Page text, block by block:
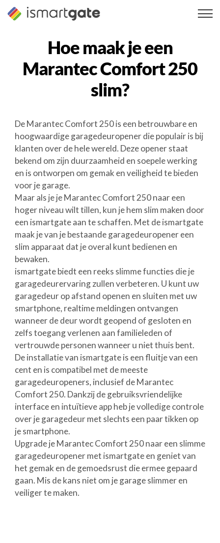
Overslaan
naar
Hoe maak je een
Marantec Comfort 250
slim?
De Marantec Comfort 250 is een betrouwbare en
hoogwaardige garagedeuropener die populair is bij
klanten over de hele wereld. Deze opener staat
bekend om zijn duurzaamheid en soepele werking
en is ontworpen om gemak en veiligheid te bieden
voor je garage.
Maar als je je Marantec Comfort 250 naar een
hoger niveau wilt tillen, kun je hem slim maken door
een ismartgate aan te schaffen. Met de ismartgate
maak je van je bestaande garagedeuropener een
slim apparaat dat je overal kunt bedienen en
bewaken.
ismartgate biedt een reeks slimme functies die je
garagedeurervaring zullen verbeteren. U kunt uw
garagedeur op afstand openen en sluiten met uw
smartphone, realtime meldingen ontvangen
wanneer de deur wordt geopend of gesloten en
zelfs toegang verlenen aan familieleden of
vertrouwde personen wanneer u niet thuis bent.
De installatie van ismartgate is een fluitje van een
cent en is compatibel met de meeste
garagedeuropeners, inclusief de Marantec
Comfort 250. Dankzij de gebruiksvriendelijke
interface en intuïtieve app heb je volledige controle
over je garagedeur met slechts een paar tikken op
je smartphone.
Upgrade je Marantec Comfort 250 naar een slimme
garagedeuropener met ismartgate en geniet van
het gemak en de gemoedsrust die ermee gepaard
gaan. Mis de kans niet om je garage slimmer en
veiliger te maken.